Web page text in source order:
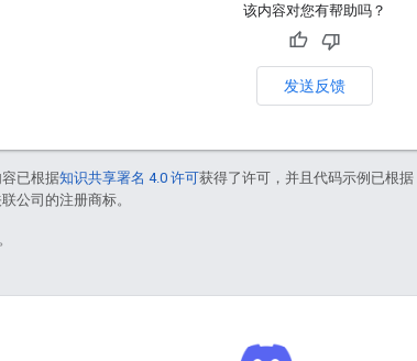
该内容对您有帮助吗？
发送反馈
容已根据知识共享署名 4.0 许可获得了许可，并且代码示例已根据
公司的注册商标。